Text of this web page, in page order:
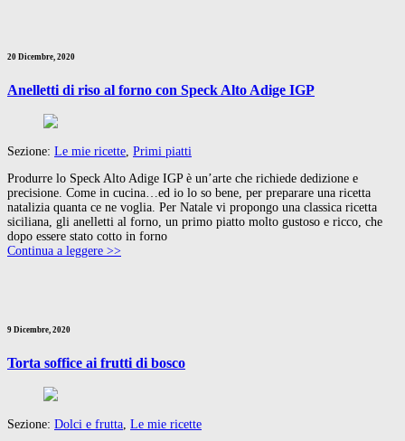
20 Dicembre, 2020
Anelletti di riso al forno con Speck Alto Adige IGP
Sezione: Le mie ricette, Primi piatti
Produrre lo Speck Alto Adige IGP è un’arte che richiede dedizione e
precisione. Come in cucina…ed io lo so bene, per preparare una ricetta
natalizia quanta ce ne voglia. Per Natale vi propongo una classica ricetta
siciliana, gli anelletti al forno, un primo piatto molto gustoso e ricco, che
dopo essere stato cotto in forno
Continua a leggere >>
9 Dicembre, 2020
Torta soffice ai frutti di bosco
Sezione: Dolci e frutta Le mie ricette